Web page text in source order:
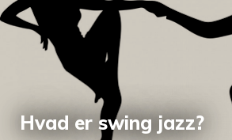
Hvad er swing jazz?